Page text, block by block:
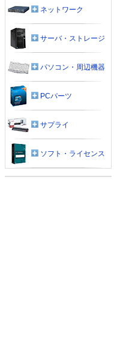
ネットワーク
サーバ・ストレージ
パソコン・周辺機器
PCパーツ
サプライ
ソフト・ライセンス